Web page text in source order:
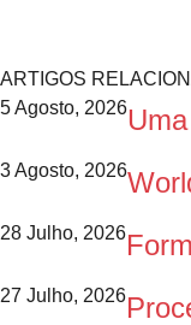
ARTIGOS
5 Agosto, 2026
3 Agosto, 2026
28 Julho, 2026
27 Julho, 2026